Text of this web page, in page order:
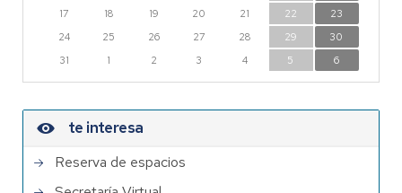
17
18 19 20 21 22
23
24
25 26 27 28 29
30
31
1 2 3 4 5 6
te interesa
Reserva de espacios